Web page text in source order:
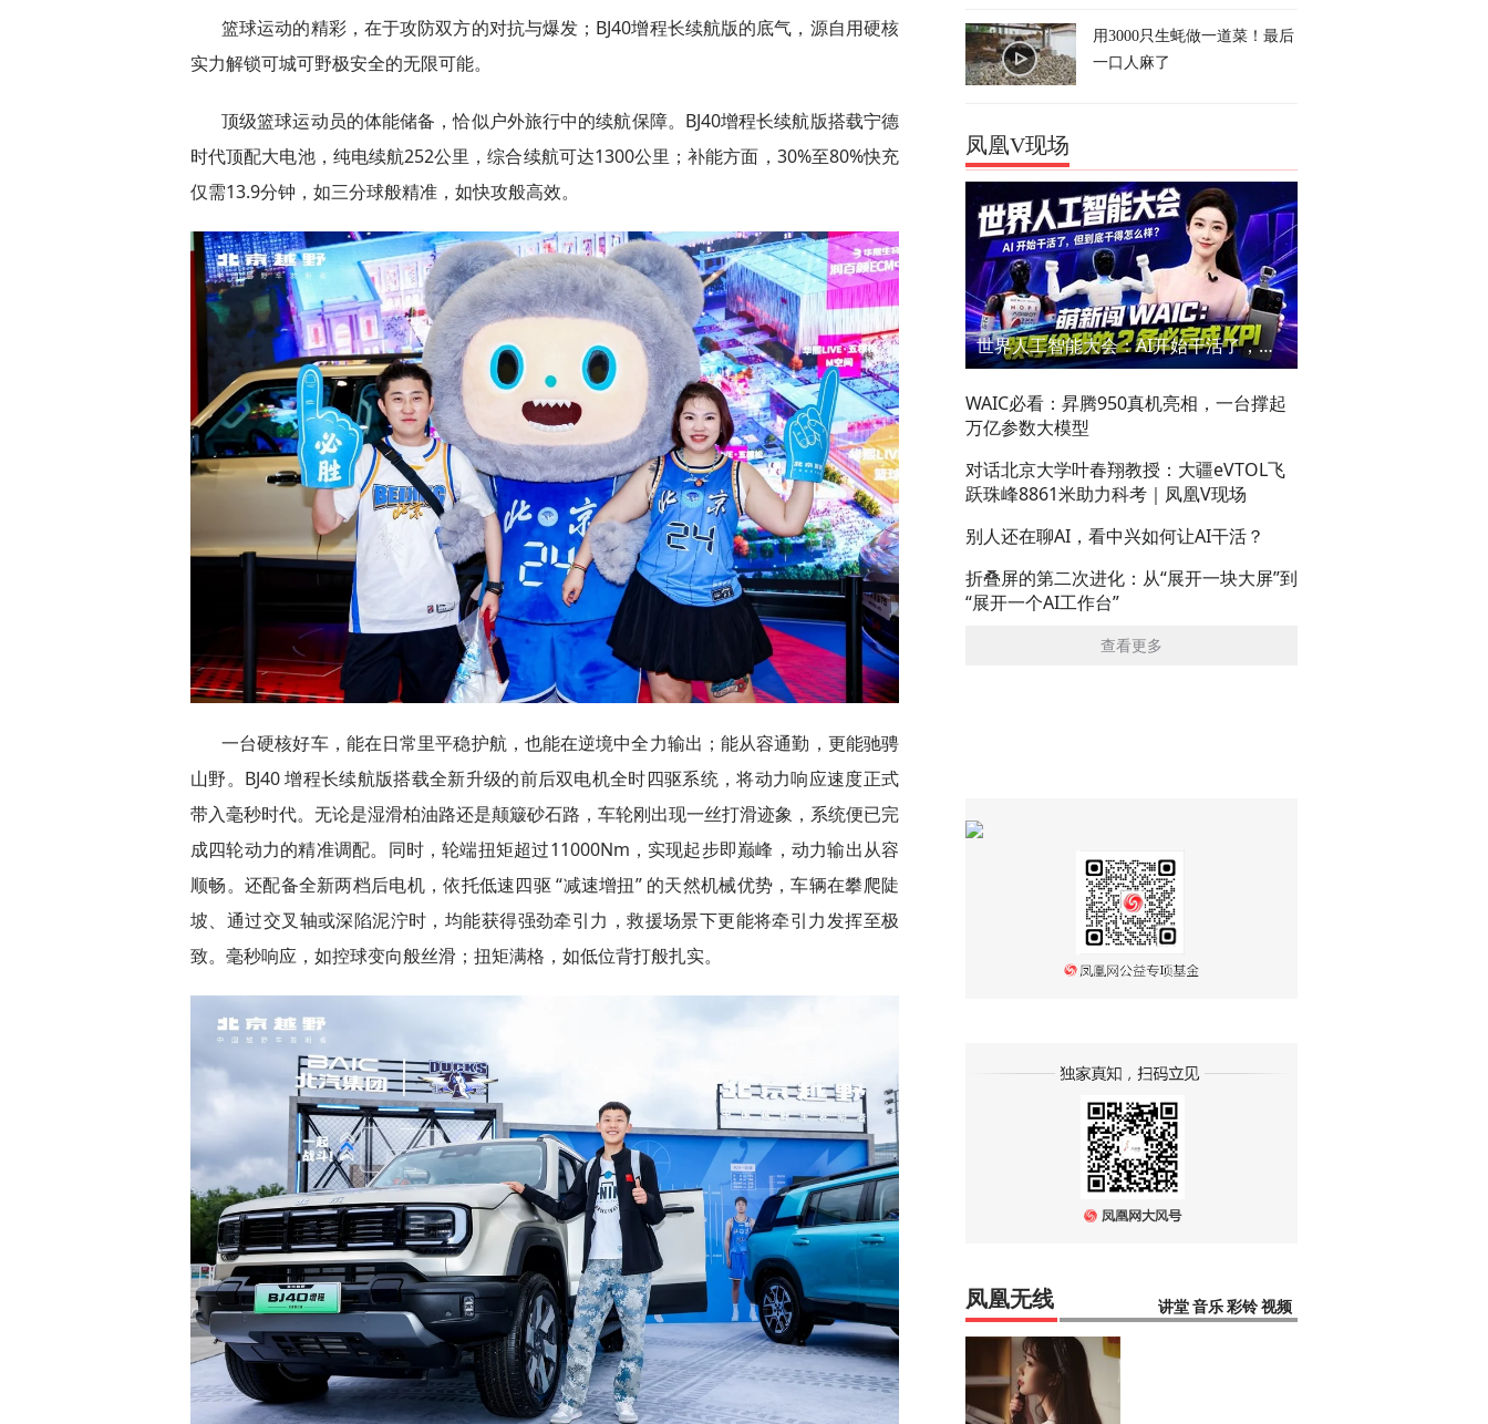
篮球运动的精彩，在于攻防双方的对抗与爆发；BJ40增程长续航版的底气，源自用硬核
实力解锁可城可野极安全的无限可能。
顶级篮球运动员的体能储备，恰似户外旅行中的续航保障。BJ40增程长续航版搭载宁德
时代顶配大电池，纯电续航252公里，综合续航可达1300公里；补能方面，30%至80%快充
仅需13.9分钟，如三分球般精准，如快攻般高效。
一台硬核好车，能在日常里平稳护航，也能在逆境中全力输出；能从容通勤，更能驰骋
山野。BJ40 增程长续航版搭载全新升级的前后双电机全时四驱系统，将动力响应速度正式
带入毫秒时代。无论是湿滑柏油路还是颠簸砂石路，车轮刚出现一丝打滑迹象，系统便已完
成四轮动力的精准调配。同时，轮端扭矩超过11000Nm，实现起步即巅峰，动力输出从容
顺畅。还配备全新两档后电机，依托低速四驱 “减速增扭” 的天然机械优势，车辆在攀爬陡
坡、通过交叉轴或深陷泥泞时，均能获得强劲牵引力，救援场景下更能将牵引力发挥至极
致。毫秒响应，如控球变向般丝滑；扭矩满格，如低位背打般扎实。
用3000只生蚝做一道菜！最后
一口人麻了
凤凰V现场
世界人工智能大会：AI开始干活了，但到底干的怎么样？萌新闯WAIC
WAIC必看：昇腾950真机亮相，一台撑起
万亿参数大模型
对话北京大学叶春翔教授：大疆eVTOL飞
跃珠峰8861米助力科考｜凤凰V现场
别人还在聊AI，看中兴如何让AI干活？
折叠屏的第二次进化：从“展开一块大屏”到
“展开一个AI工作台”
查看更多
讲堂 音乐 彩铃 视频
凤凰无线